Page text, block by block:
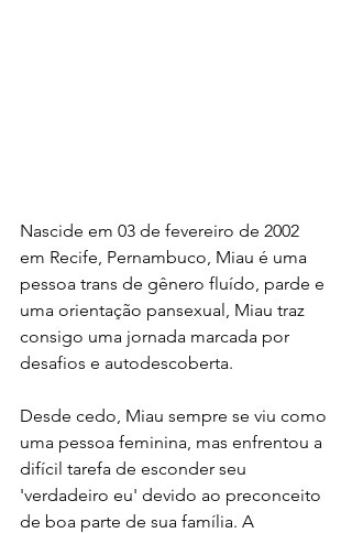
Nascide em 03 de fevereiro de 2002
em Recife, Pernambuco, Miau é uma
pessoa trans de gênero fluído, parde e
uma orientação pansexual, Miau traz
consigo uma jornada marcada por
desafios e autodescoberta.
Desde cedo, Miau sempre se viu como
uma pessoa feminina, mas enfrentou a
difícil tarefa de esconder seu
'verdadeiro eu' devido ao preconceito
de boa parte de sua família. A